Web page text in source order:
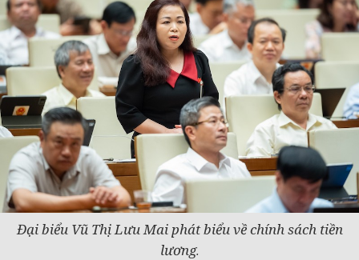
Đại biểu Vũ Thị Lưu Mai phát biểu về chính sách tiền
lương.